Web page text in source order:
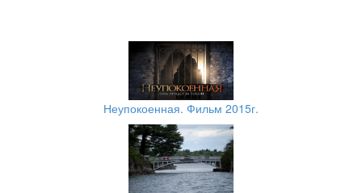
Неупокоенная. Фильм 2015г.